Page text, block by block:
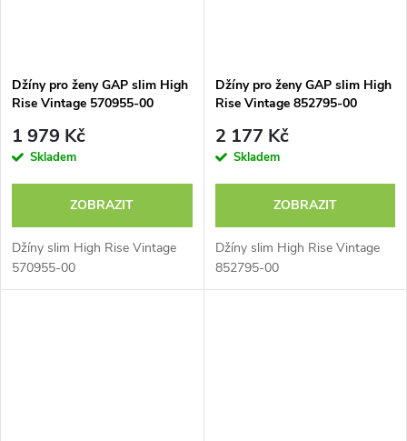
Džíny pro ženy GAP slim High
Rise Vintage 570955-00
1 979 Kč
Skladem
ZOBRAZIT
Džíny slim High Rise Vintage
570955-00
Džíny pro ženy GAP slim High
Rise Vintage 852795-00
2 177 Kč
Skladem
ZOBRAZIT
Džíny slim High Rise Vintage
852795-00